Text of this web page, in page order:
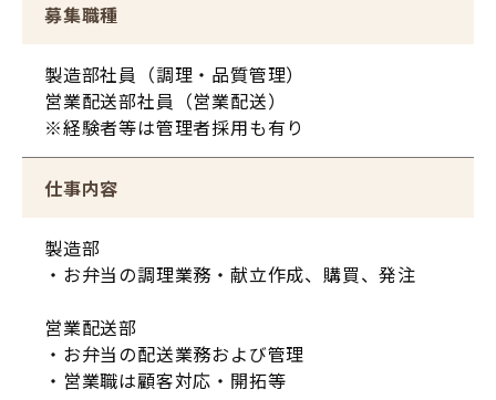
募集職種
製造部社員（調理・品質管理）
営業配送部社員（営業配送）
※経験者等は管理者採用も有り
仕事内容
製造部
・お弁当の調理業務・献立作成、購買、発注
営業配送部
・お弁当の配送業務および管理
・営業職は顧客対応・開拓等